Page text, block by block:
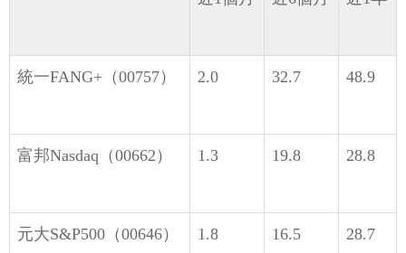
統一FANG+（00757） 2.0 32.7 48.9
富邦Nasdaq（00662） 1.3 19.8 28.8
元大S&P500（00646） 1.8 16.5 28.7